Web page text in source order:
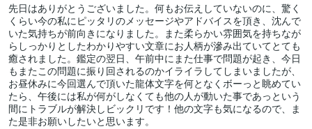
先日はありがとうございました。何もお伝えしていないのに、驚く
くらい今の私にピッタリのメッセージやアドバイスを頂き、沈んで
いた気持ちが前向きになりました。また柔らかい雰囲気を持ちなが
らしっかりとしたわかりやすい文章にお人柄が滲み出ていてとても
癒されました。鑑定の翌日、午前中にまた仕事で問題が起き、今日
もまたこの問題に振り回されるのかイライラしてしまいましたが、
お昼休みに今回選んで頂いた龍体文字を何となくボーっと眺めてい
たら、午後には私が何がしなくても他の人が動いた事であっという
間にトラブルが解決しビックリです！他の文字も気になるので、ま
た是非お願いしたいと思います。